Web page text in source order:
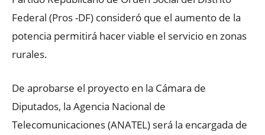
Federal (Pros -DF) consideró que el aumento de la
potencia permitirá hacer viable el servicio en zonas
rurales.
De aprobarse el proyecto en la Cámara de
Diputados, la Agencia Nacional de
Telecomunicaciones (ANATEL) será la encargada de